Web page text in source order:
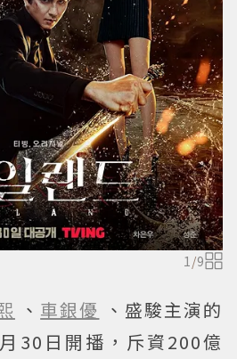
1 /9
、 車銀優 、盛駿主演的
30日開播，斥資200億